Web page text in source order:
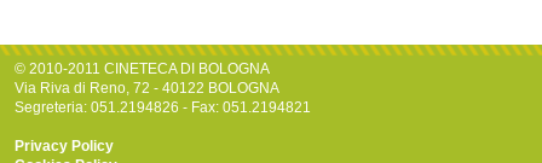
© 2010-2011 CINETECA DI BOLOGNA
Via Riva di Reno, 72 - 40122 BOLOGNA
Segreteria: 051.2194826 - Fax: 051.2194821
Privacy Policy